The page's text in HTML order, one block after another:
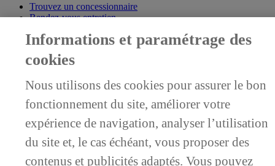
Trouvez un concessionnaire
Rendez-vous entretien
Contactez-nous
Mentions légales
Data sharing
Accessibilité
(Opens in new window)
(Opens in new window)
Informations et paramétrage des
cookies
Nous utilisons des cookies pour assurer le bon
fonctionnement du site, améliorer votre
expérience de navigation, analyser l’utilisation
du site et, le cas échéant, vous proposer des
contenus et publicités adaptés. Vous pouvez